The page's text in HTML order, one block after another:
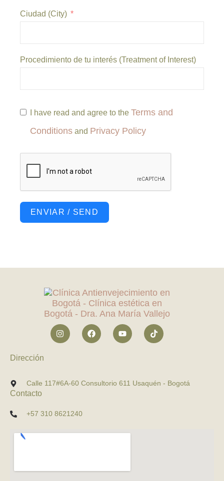
Ciudad (City)
Procedimiento de tu interés (Treatment of Interest)
I have read and agree to the Terms and
Conditions and Privacy Policy
ENVIAR / SEND
Dirección
Calle 117#6A-60 Consultorio 611 Usaquén - Bogotá
Contacto
+57 310 8621240